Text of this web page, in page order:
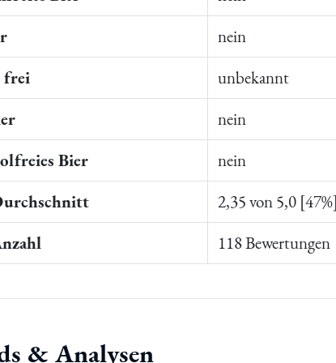
nein
frei
unbekannt
nein
Bier
nein
2,35 von 5,0 [47%]
118 Bewertungen
& Analysen